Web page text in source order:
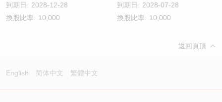
到期日: 2028-12-28
換股比率: 10,000
到期日: 2028-07-28
換股比率: 10,000
返回頁頂
English 简体中文 繁體中文